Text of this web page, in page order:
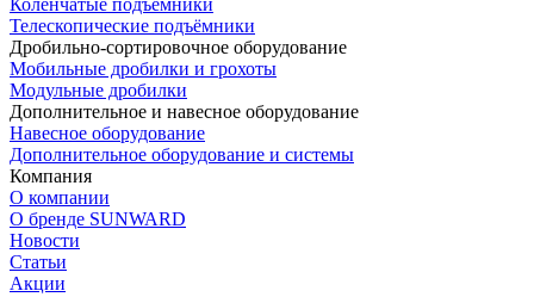
Телескопические подъёмники
Дробильно-сортировочное оборудование
Мобильные дробилки и грохоты
Модульные дробилки
Дополнительное и навесное оборудование
Навесное оборудование
Дополнительное оборудование и системы
Компания
О компании
О бренде SUNWARD
Новости
Статьи
Акции